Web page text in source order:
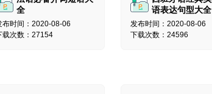
全
布时间：2020-08-06
载次数：27154
语表达句型大全
发布时间：2020-08-06
下载次数：24596